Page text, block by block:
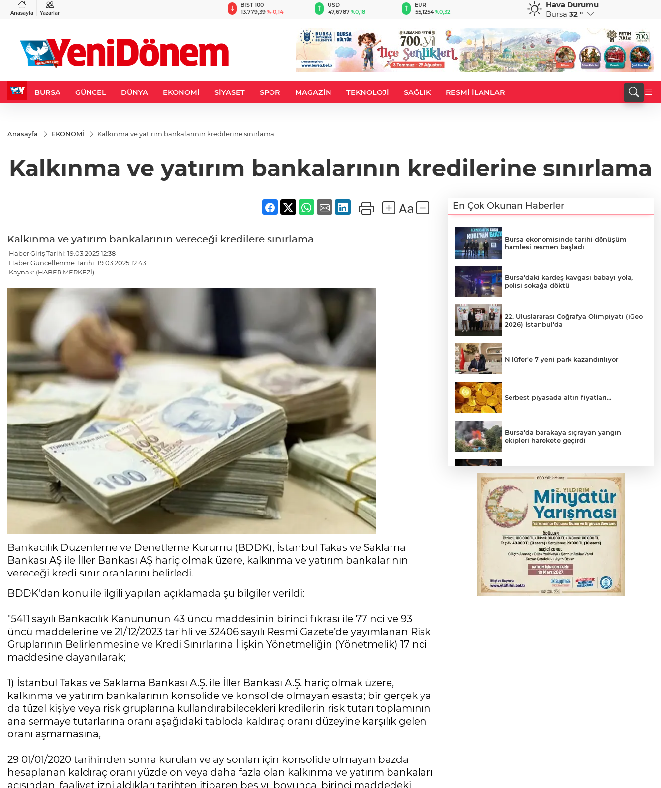
Anasayfa Yazarlar
%-0,22
BIST 100
13.779,39%-0,14
USD
47,6787%0,18
EUR
55,1254%0,32 %0,38
CHF
59,0083
Hava Durumu
Bursa 32 °
BURSA GÜNCEL DÜNYA EKONOMİ SİYASET SPOR MAGAZİN TEKNOLOJİ SAĞLIK RESMİ İLANLAR
Anasayfa EKONOMİ Kalkınma ve yatırım bankalarının kredilerine sınırlama
Kalkınma ve yatırım bankalarının kredilerine sınırlama
Kalkınma ve yatırım bankalarının vereceği kredilere sınırlama
Haber Giriş Tarihi: 19.03.2025 12:38
Haber Güncellenme Tarihi: 19.03.2025 12:43
Kaynak: (HABER MERKEZİ)
Bankacılık Düzenleme ve Denetleme Kurumu (BDDK), İstanbul Takas ve Saklama
Bankası AŞ ile İller Bankası AŞ hariç olmak üzere, kalkınma ve yatırım bankalarının
vereceği kredi sınır oranlarını belirledi.
BDDK'dan konu ile ilgili yapılan açıklamada şu bilgiler verildi:
"5411 sayılı Bankacılık Kanununun 43 üncü maddesinin birinci fıkrası ile 77 nci ve 93
üncü maddelerine ve 21/12/2023 tarihli ve 32406 sayılı Resmi Gazete’de yayımlanan Risk
Gruplarının Belirlenmesine ve Kredi Sınırlarına İlişkin Yönetmeliğin (Yönetmelik) 17 nci
maddesine dayanılarak;
1) İstanbul Takas ve Saklama Bankası A.Ş. ile İller Bankası A.Ş. hariç olmak üzere,
kalkınma ve yatırım bankalarının konsolide ve konsolide olmayan esasta; bir gerçek ya
da tüzel kişiye veya risk gruplarına kullandırabilecekleri kredilerin risk tutarı toplamının
ana sermaye tutarlarına oranı aşağıdaki tabloda kaldıraç oranı düzeyine karşılık gelen
oranı aşmamasına,
29 01/01/2020 tarihinden sonra kurulan ve ay sonları için konsolide olmayan bazda
hesaplanan kaldıraç oranı yüzde on veya daha fazla olan kalkınma ve yatırım bankaları
açısından, faaliyet izni aldıkları tarihten itibaren beş yıl boyunca, birinci maddedeki
En Çok Okunan Haberler
Bursa ekonomisinde tarihi dönüşüm
hamlesi resmen başladı
Bursa'daki kardeş kavgası babayı yola,
polisi sokağa döktü
22. Uluslararası Coğrafya Olimpiyatı (iGeo
2026) İstanbul'da
Nilüfer'e 7 yeni park kazandırılıyor
Serbest piyasada altın fiyatları...
Bursa'da barakaya sıçrayan yangın
ekipleri harekete geçirdi
Yargıtay’dan primle çalışanlara müjde
TOFAŞ Basketbol'da sağlık kontrolleri
başladı
Bursa’da bugün hava nasıl olacak?
Osmangazi’de iş arayanlara destek